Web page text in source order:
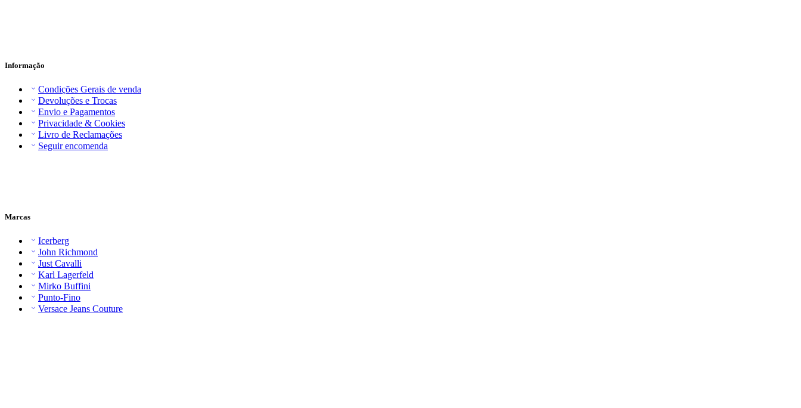
Informação
Condições Gerais de venda
Devoluções e Trocas
Envio e Pagamentos
Privacidade & Cookies
Livro de Reclamações
Seguir encomenda
Marcas
Icerberg
John Richmond
Just Cavalli
Karl Lagerfeld
Mirko Buffini
Punto-Fino
Versace Jeans Couture